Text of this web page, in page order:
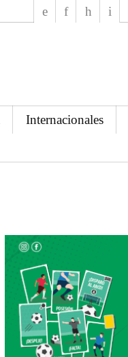
Internacionales